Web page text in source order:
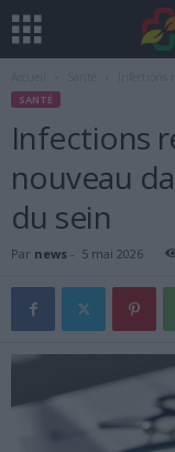
SANTÉ
Infections
nouveau
du sein
Par news - 5 mai 2026